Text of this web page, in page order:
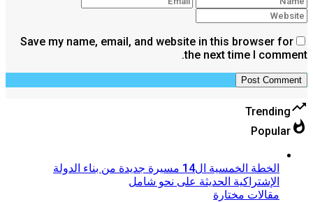
Save my name, email, and website in this browser for
the next time I comment.
trending_up
Trending
whatshot
Popular
الخطة الخمسية ال14 مسيرة جديدة من بناء الدولة
الإشتراكية الحديثة على نحو شامل
مقالات مختارة